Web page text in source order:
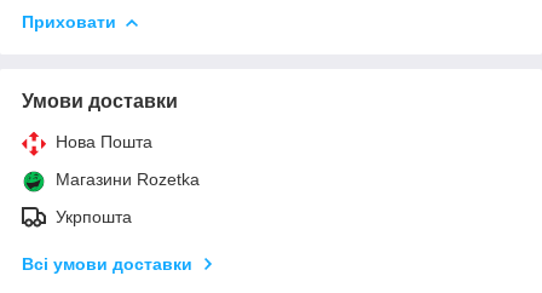
Приховати
Умови доставки
Нова Пошта
Магазини Rozetka
Укрпошта
Всі умови доставки